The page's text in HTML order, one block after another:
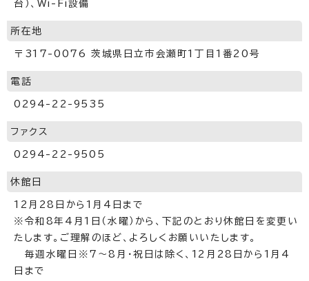
台）、Wi-Fi設備
所在地
〒317-0076 茨城県日立市会瀬町1丁目1番20号
電話
0294-22-9535
ファクス
0294-22-9505
休館日
12月28日から1月4日まで
※令和8年4月1日（水曜）から、下記のとおり休館日を変更い
たします。ご理解のほど、よろしくお願いいたします。
毎週水曜日※7～8月・祝日は除く、12月28日から1月4
日まで